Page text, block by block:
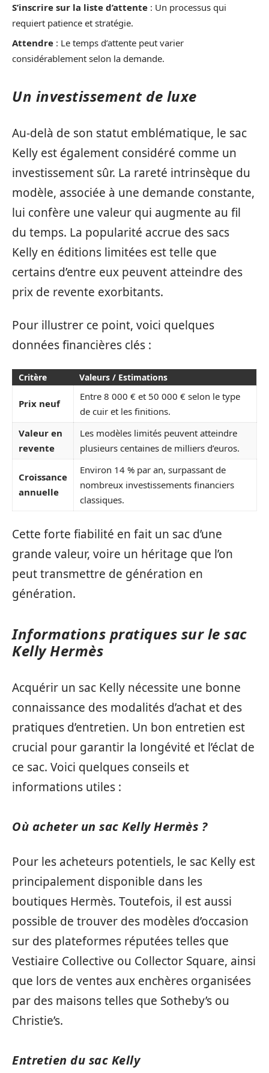
S’inscrire sur la liste d’attente : Un processus qui
requiert patience et stratégie.
Attendre : Le temps d’attente peut varier
considérablement selon la demande.
Un investissement de luxe
Au-delà de son statut emblématique, le sac
Kelly est également considéré comme un
investissement sûr. La rareté intrinsèque du
modèle, associée à une demande constante,
lui confère une valeur qui augmente au fil
du temps. La popularité accrue des sacs
Kelly en éditions limitées est telle que
certains d’entre eux peuvent atteindre des
prix de revente exorbitants.
Pour illustrer ce point, voici quelques
données financières clés :
Critère Valeurs / Estimations
Prix neuf
Entre 8 000 € et 50 000 € selon le type
de cuir et les finitions.
Valeur en
revente
Les modèles limités peuvent atteindre
plusieurs centaines de milliers d’euros.
Croissance
annuelle
Environ 14 % par an, surpassant de
nombreux investissements financiers
classiques.
Cette forte fiabilité en fait un sac d’une
grande valeur, voire un héritage que l’on
peut transmettre de génération en
génération.
Informations pratiques sur le sac
Kelly Hermès
Acquérir un sac Kelly nécessite une bonne
connaissance des modalités d’achat et des
pratiques d’entretien. Un bon entretien est
crucial pour garantir la longévité et l’éclat de
ce sac. Voici quelques conseils et
informations utiles :
Où acheter un sac Kelly Hermès ?
Pour les acheteurs potentiels, le sac Kelly est
principalement disponible dans les
boutiques Hermès. Toutefois, il est aussi
possible de trouver des modèles d’occasion
sur des plateformes réputées telles que
Vestiaire Collective ou Collector Square, ainsi
que lors de ventes aux enchères organisées
par des maisons telles que Sotheby’s ou
Christie’s.
Entretien du sac Kelly